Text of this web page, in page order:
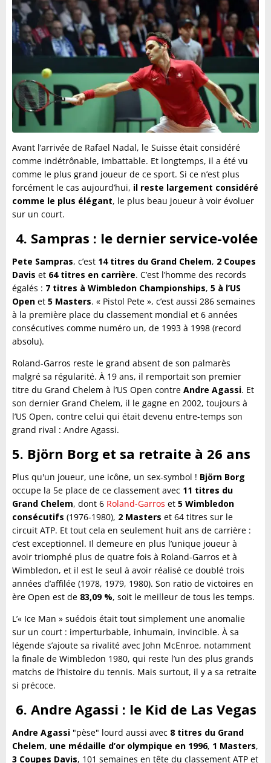
Avant l’arrivée de Rafael Nadal, le Suisse était considéré
comme indétrônable, imbattable. Et longtemps, il a été vu
comme le plus grand joueur de ce sport. Si ce n’est plus
forcément le cas aujourd’hui, il reste largement considéré
comme le plus élégant, le plus beau joueur à voir évoluer
sur un court.
4. Sampras : le dernier service-volée
Pete Sampras, c’est 14 titres du Grand Chelem, 2 Coupes
Davis et 64 titres en carrière. C’est l’homme des records
égalés : 7 titres à Wimbledon Championships, 5 à l’US
Open et 5 Masters. « Pistol Pete », c’est aussi 286 semaines
à la première place du classement mondial et 6 années
consécutives comme numéro un, de 1993 à 1998 (record
absolu).
Roland-Garros reste le grand absent de son palmarès
malgré sa régularité. À 19 ans, il remportait son premier
titre du Grand Chelem à l’US Open contre Andre Agassi. Et
son dernier Grand Chelem, il le gagne en 2002, toujours à
l’US Open, contre celui qui était devenu entre-temps son
grand rival : Andre Agassi.
5. Björn Borg et sa retraite à 26 ans
Plus qu'un joueur, une icône, un sex-symbol ! Björn Borg
occupe la 5e place de ce classement avec 11 titres du
Grand Chelem, dont 6 Roland-Garros et 5 Wimbledon
consécutifs (1976-1980), 2 Masters et 64 titres sur le
circuit ATP. Et tout cela en seulement huit ans de carrière :
c’est exceptionnel. Il demeure en plus l’unique joueur à
avoir triomphé plus de quatre fois à Roland-Garros et à
Wimbledon, et il est le seul à avoir réalisé ce doublé trois
années d’affilée (1978, 1979, 1980). Son ratio de victoires en
ère Open est de 83,09 %, soit le meilleur de tous les temps.
L’« Ice Man » suédois était tout simplement une anomalie
sur un court : imperturbable, inhumain, invincible. À sa
légende s’ajoute sa rivalité avec John McEnroe, notamment
la finale de Wimbledon 1980, qui reste l’un des plus grands
matchs de l’histoire du tennis. Mais surtout, il y a sa retraite
si précoce.
6. Andre Agassi : le Kid de Las Vegas
Andre Agassi "pèse" lourd aussi avec 8 titres du Grand
Chelem, une médaille d’or olympique en 1996, 1 Masters,
3 Coupes Davis, 101 semaines en tête du classement ATP et